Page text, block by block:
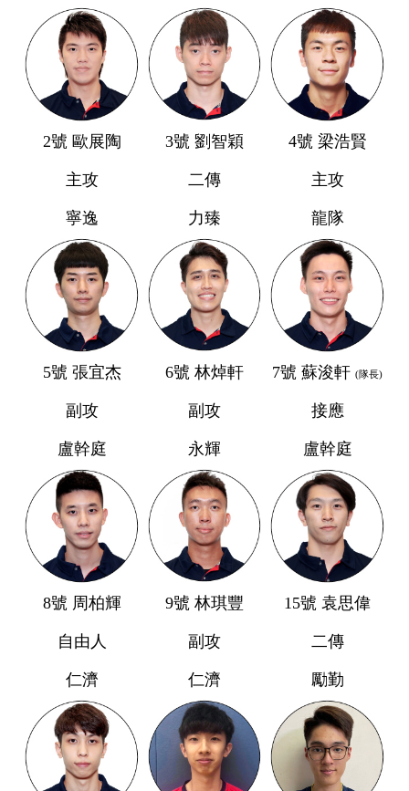
2號 歐展陶
主攻
寧逸
3號 劉智穎
二傳
力臻
4號 梁浩賢
主攻
龍隊
5號 張宜杰
副攻
盧幹庭
6號 林焯軒
副攻
永輝
7號 蘇浚軒 (隊長)
接應
盧幹庭
8號 周柏輝
自由人
仁濟
9號 林琪豐
副攻
仁濟
15號 袁思偉
二傳
勵勤